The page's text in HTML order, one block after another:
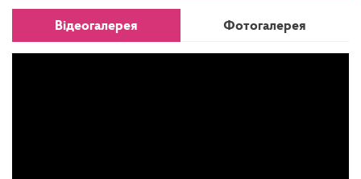
Відеогалерея Фотогалерея